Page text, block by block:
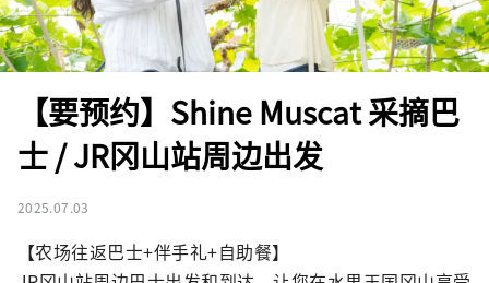
【要预约】Shine Muscat 采摘巴
士 / JR冈山站周边出发
2025.07.03
【农场往返巴士+伴手礼+自助餐】